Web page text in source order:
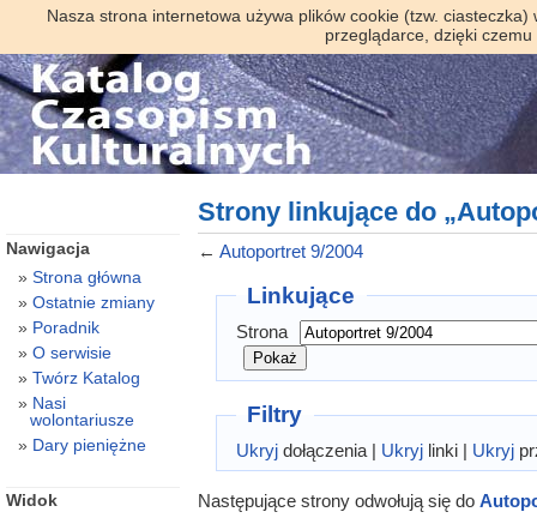
Nasza strona internetowa używa plików cookie (tzw.
przeglądarce, dzięki
Strony linkujące do
← Autoportret 9/2004
Linkujące
Strona
Filtry
Ukryjdołączenia | Ukryjlinki | Ukryj
Następujące strony odwołują się do
Nawigacja
Strona główna
Ostatnie zmiany
Poradnik
O serwisie
Twórz Katalog
Nasi
wolontariusze
Dary pieniężne
Widok